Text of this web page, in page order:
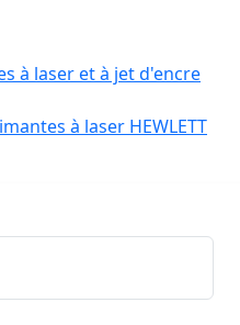
à laser et à jet d'encre
à laser HEWLETT